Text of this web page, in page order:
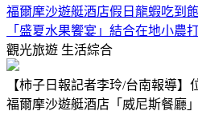
福爾摩沙遊艇酒店假日龍蝦吃到
「盛夏水果饗宴」結合在地小農
觀光旅遊 生活綜合
【柿子日報記者李玲/台南報導
福爾摩沙遊艇酒店「威尼斯餐廳